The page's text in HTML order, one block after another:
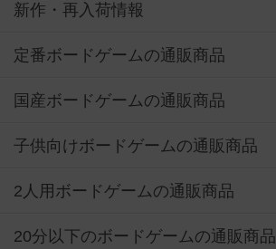
新作・再入荷情報
定番ボードゲームの通販商品
国産ボードゲームの通販商品
子供向けボードゲームの通販商品
2人用ボードゲームの通販商品
20分以下のボードゲームの通販商品